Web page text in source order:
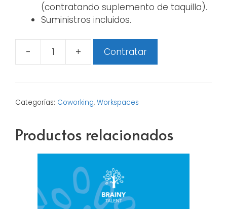
(contratando suplemento de taquilla).
Suministros incluidos.
-
Coworking
cantidad
+ Contratar
Categorías: Coworking, Workspaces
Productos relacionados